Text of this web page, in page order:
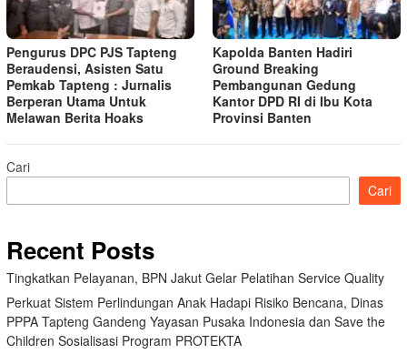
Pengurus DPC PJS Tapteng
Beraudensi, Asisten Satu
Pemkab Tapteng : Jurnalis
Berperan Utama Untuk
Melawan Berita Hoaks
Kapolda Banten Hadiri
Ground Breaking
Pembangunan Gedung
Kantor DPD RI di Ibu Kota
Provinsi Banten
Cari
Cari
Recent Posts
Tingkatkan Pelayanan, BPN Jakut Gelar Pelatihan Service Quality
Perkuat Sistem Perlindungan Anak Hadapi Risiko Bencana, Dinas
PPPA Tapteng Gandeng Yayasan Pusaka Indonesia dan Save the
Children Sosialisasi Program PROTEKTA